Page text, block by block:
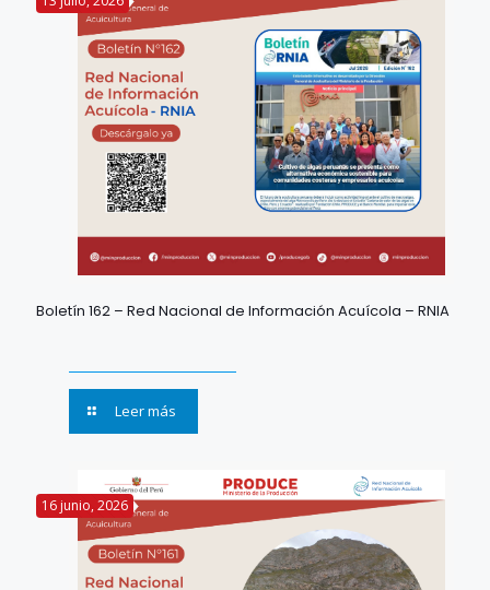
Boletín 162 – Red Nacional de Información Acuícola – RNIA
Leer más
16 junio, 2026